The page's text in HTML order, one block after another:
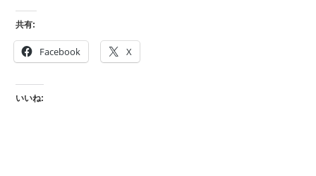
共有:
Facebook X
いいね: